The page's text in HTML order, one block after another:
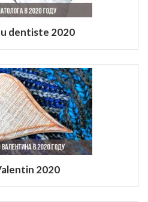
dentiste 2020
2020